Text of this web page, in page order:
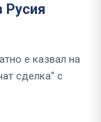
Русия
е казвал на
сделка“ с